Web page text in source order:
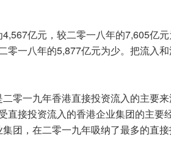
亿元，较二零一八年的7,605亿元
零一八年的5,877亿元为少。把流入
一九年香港直接投资流入的主要来
直接投资流入的香港企业集团的主要
团，在二零一九年吸纳了最多的直接